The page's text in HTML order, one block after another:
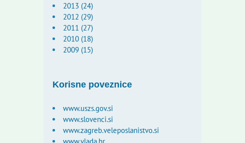
2013 (24)
2012 (29)
2011 (27)
2010 (18)
2009 (15)
Korisne poveznice
www.uszs.gov.si
www.slovenci.si
www.zagreb.veleposlanistvo.si